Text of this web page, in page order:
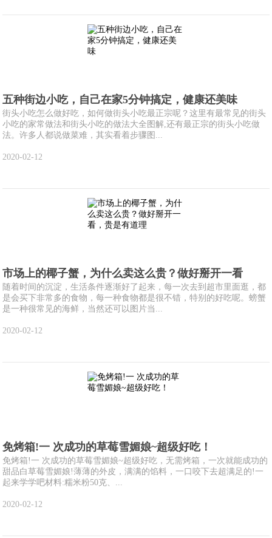
五种街边小吃，自己在家5分钟搞定，健康还美味
街头小吃怎么做好吃，如何做街头小吃最正宗呢？这里有最常见的街头
小吃的家常做法和街头小吃的做法大全图解,还有最正宗的街头小吃做
法。许多人都说做菜难，其实看着步骤图...
2020-02-12
市场上的椰子蟹，为什么卖这么贵？做好掰开一看
随着时间的沉淀，生活条件逐渐好了起来，每一次去到超市里面逛，都
是会买下非常多的食物，每一种食物都是很不错，特别的好吃呢。螃蟹
是一种很常见的海鲜，当然还可以图片当...
2020-02-12
免烤箱!一 次成功的草莓雪媚娘~超级好吃！
免烤箱!一 次成功的草莓雪媚娘~超级好吃，无需烤箱，一次就能成功的
甜品白草莓雪媚娘!薄薄的外皮，满满的馅料，一口咬下去超满足的!一
起来学学吧材料:糯米粉50克、...
2020-02-12